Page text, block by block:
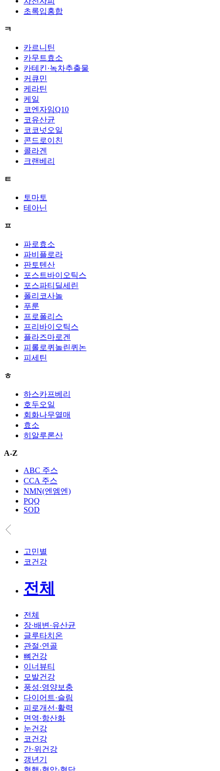
초록입홍합
ㅋ
카르니틴
카무트효소
카테킨·녹차추출물
커큐민
케라틴
케일
코엔자임Q10
코유산균
코코넛오일
콘드로이친
콜라겐
크랜베리
ㅌ
토마토
테아닌
ㅍ
파로효소
파비플로라
판토텐산
포스트바이오틱스
포스파티딜세린
폴리코사놀
푸룬
프로폴리스
프리바이오틱스
플라즈마로겐
피롤로퀴놀린퀴논
피세틴
ㅎ
하스카프베리
호두오일
회화나무열매
효소
히알루론산
A-Z
ABC 주스
CCA 주스
NMN(엔엠엔)
PQQ
SOD
고민별
코건강
전체
전체
장·배변·유산균
글루타치온
관절·연골
뼈건강
이너뷰티
모발건강
풍성·영양보충
다이어트·슬림
피로개선·활력
면역·항산화
눈건강
코건강
간·위건강
갱년기